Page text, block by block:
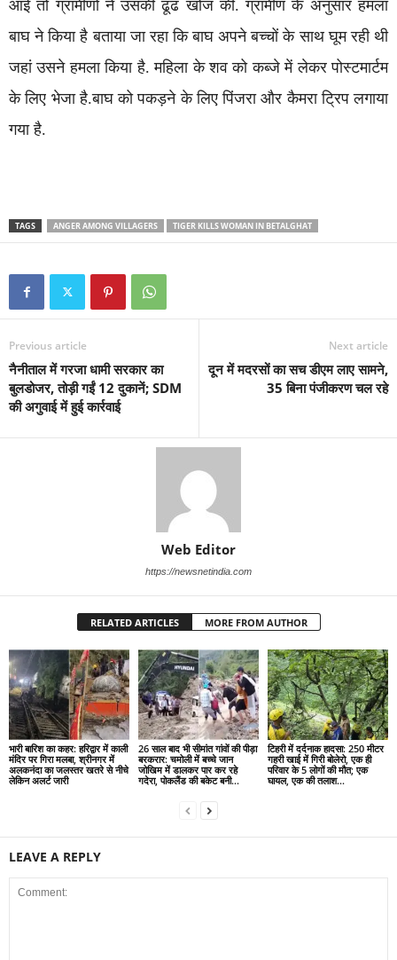
आई तो ग्रामीणों ने उसकी ढूंढ खोज की. ग्रामीण के अनुसार हमला
बाघ ने किया है बताया जा रहा कि बाघ अपने बच्चों के साथ घूम रही थी
जहां उसने हमला किया है. महिला के शव को कब्जे में लेकर पोस्टमार्टम
के लिए भेजा है.बाघ को पकड़ने के लिए पिंजरा और कैमरा ट्रिप लगाया
गया है.
TAGS ANGER AMONG VILLAGERS TIGER KILLS WOMAN IN BETALGHAT
Previous article
नैनीताल में गरजा धामी सरकार का
बुलडोजर, तोड़ी गईं 12 दुकानें; SDM
की अगुवाई में हुई कार्रवाई
Next article
दून में मदरसों का सच डीएम लाए सामने,
35 बिना पंजीकरण चल रहे
Web Editor
https://newsnetindia.com
RELATED ARTICLES MORE FROM AUTHOR
भारी बारिश का कहर: हरिद्वार में काली
मंदिर पर गिरा मलबा, श्रीनगर में
अलकनंदा का जलस्तर खतरे से नीचे
लेकिन अलर्ट जारी
26 साल बाद भी सीमांत गांवों की पीड़ा
बरकरार: चमोली में बच्चे जान
जोखिम में डालकर पार कर रहे
गदेरा, पोकलैंड की बकेट बनी...
टिहरी में दर्दनाक हादसा: 250 मीटर
गहरी खाई में गिरी बोलेरो, एक ही
परिवार के 5 लोगों की मौत; एक
घायल, एक की तलाश...
LEAVE A REPLY